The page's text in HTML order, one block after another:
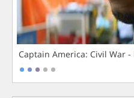
Captain America: Civil War